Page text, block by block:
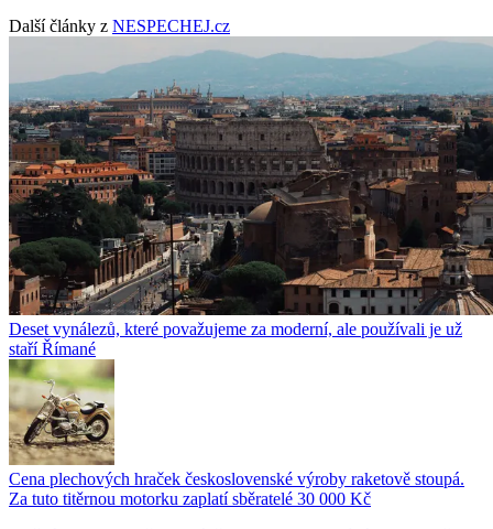
Další články z NESPECHEJ.cz
Deset vynálezů, které považujeme za moderní, ale používali je už
staří Římané
Cena plechových hraček československé výroby raketově stoupá.
Za tuto titěrnou motorku zaplatí sběratelé 30 000 Kč